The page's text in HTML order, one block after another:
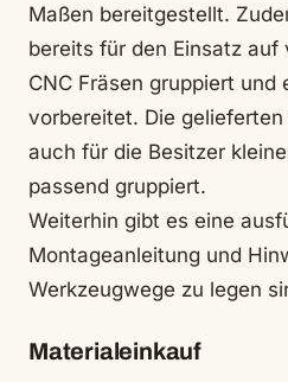
Maßen bereitgestellt.
bereits für den Einsatz auf
CNC Fräsen gruppiert und
vorbereitet. Die
auch für die Besitzer
passend gruppiert.
Weiterhin gibt es eine
Montageanleitung und
Werkzeugwege zu legen
Materialeinkauf